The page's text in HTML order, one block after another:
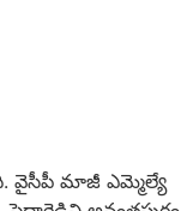
వైసీపీ మాజీ ఎమ్మెల్యే